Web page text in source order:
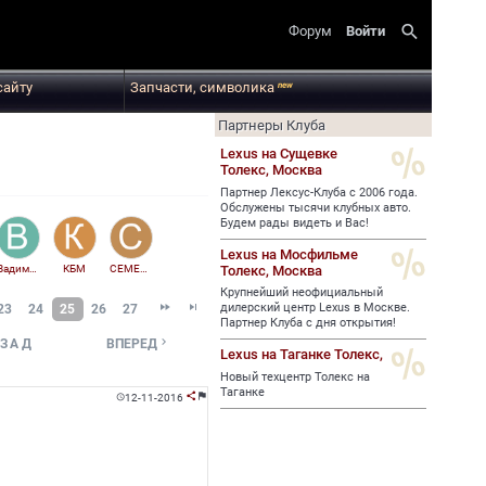
Форум Войти search
Запчасти, символикаnew
ВадимТойотавод КБМ CEMEH79
24 25 26 27  
ВПЕРЕД 
12-11-2016  
Партнеры Клуба
Lexus на Сущевке
Толекс, Москва
Партнер Лексус-Клуба с 2006 года.
Обслужены тысячи клубных авто.
Будем рады видеть и Вас!
Lexus на Мосфильме
Толекс, Москва
Крупнейший неофициальный
дилерский центр Lexus в Москве.
Партнер Клуба с дня открытия!
Lexus на Таганке Толекс,
Новый техцентр Толекс на
Таганке